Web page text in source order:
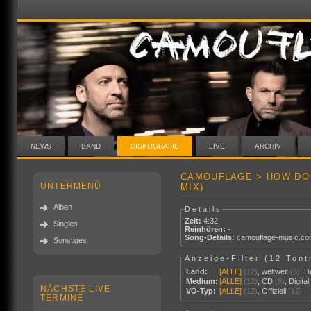
NEWS BAND DISKOGRAFIE LIVE ARCHIV
UNTERMENÜ
Alben
Singles
Sonstiges
NÄCHSTE LIVE
TERMINE
CAMOUFLAGE > HOW
MIX)
Details
Zeit: 4:32
Reinhören:-
Song-Details: camouflage-
Anzeige-Filter ( 12
Land:
[ALLE] (12) ,weltweit (6)
Medium: [ALLE] (12) ,CD (6)
VÖ-Typ: [ALLE] (12) ,Offiziell (12)